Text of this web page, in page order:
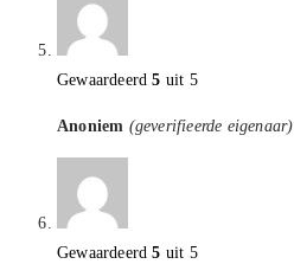
Gewaardeerd5 uit 5
Anoniem (geverifieerde eigenaar)
Gewaardeerd5 uit 5